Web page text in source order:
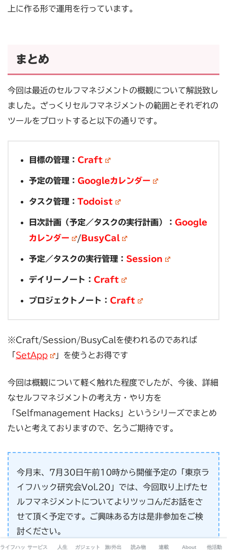
上に作る形で運用を行っています。
まとめ
今回は最近のセルフマネジメントの概観について解説致し
ました。ざっくりセルフマネジメントの範囲とそれぞれの
ツールをプロットすると以下の通りです。
目標の管理： Craft
予定の管理： Googleカレンダー
タスク管理： Todoist
日次計画（予定／タスクの実行計画）： Google
カレンダー
/BusyCal
予定／タスクの実行管理： Session
デイリーノート： Craft
プロジェクトノート： Craft
※Craft/Session/BusyCalを使われるのであれば
SetApp 」を使うとお得です
今回は概観について軽く触れた程度でしたが、今後、詳細
なセルフマネジメントの考え方・やり方を
「Selfmanagement Hacks」というシリーズでまとめ
たいと考えておりますので、乞うご期待です。
今月末、7月30日午前10時から開催予定の「東京ラ
イフハック研究会Vol.20」では、今回取り上げたセ
ルフマネジメントについてよりツッコんだお話をさ
せて頂く予定です。ご興味ある方は是非参加をご検
討ください。
東京ライフハック研究会への申し込みはこちら
ライフハックサービス 人生 ガジェット 旅/外出 読み物 連載 About 他活動